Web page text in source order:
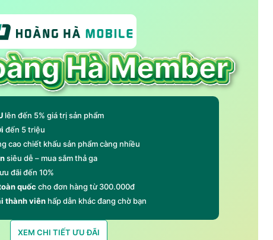
lên đến 5% giá trị sản phẩm
đến 5 triệu
cao chiết khấu sản phẩm càng nhiều
siêu dễ – mua sắm thả ga
ưu đãi đến 10%
quốccho đơn hàng từ 300.000đ
thành viên hấp dẫn khác đang chờ bạn
XEM CHI TIẾT ƯU ĐÃI